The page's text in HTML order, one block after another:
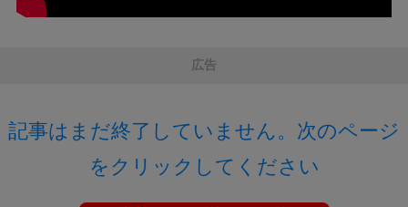
広告
記事はまだ終了していません。次のページ
をクリックしてください